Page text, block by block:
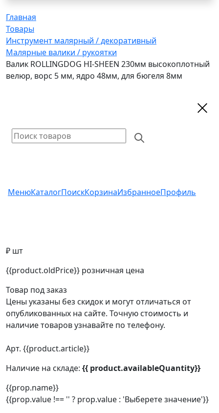
Главная
Товары
Инструмент малярный / декоративный
Малярные валики / рукоятки
Валик ROLLINGDOG HI-SHEEN 230мм высокоплотный
велюр, ворс 5 мм, ядро 48мм, для бюгеля 8мм
МенюКаталогПоискКорзинаИзбранноеПрофиль
₽ шт
{{product.oldPrice}} розничная цена
Товар под заказ
Цены указаны без скидок и могут отличаться от
опубликованных на сайте. Точную стоимость и
наличие товаров узнавайте по телефону.
Арт. {{product.article}}
Наличие на складе: {{ product.availableQuantity}}
{{prop.name}}
{{prop.value !== '' ? prop.value : 'Выберете значение'}}